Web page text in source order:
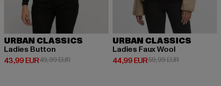
URBAN CLASSICS
Ladies Button
43,99 EUR
Derzeitiger Preis: 43,99 EUR
49,99 EURAktionspreis: 49,99 EUR
URBAN CLASSICS
Ladies Faux Wool
44,99 EUR
Derzeitiger Preis: 44,99 EUR
59,99 EURAktionspreis: